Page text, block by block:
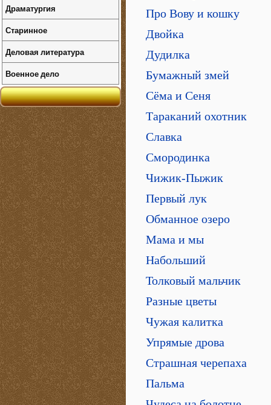
Про Вову и кошку
Двойка
Дудилка
Бумажный змей
Сёма и Сеня
Тараканий охотник
Славка
Смородинка
Чижик-Пыжик
Первый лук
Обманное озеро
Мама и мы
Набольший
Толковый мальчик
Разные цветы
Чужая калитка
Упрямые дрова
Страшная черепаха
Пальма
Драматургия
Старинное
Деловая литература
Военное дело